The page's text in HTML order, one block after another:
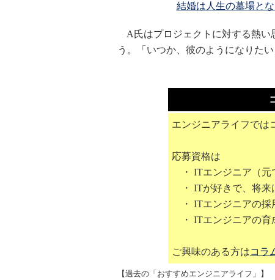
結婚は人生の墓場と
A氏はプロジェクトに対する熱い
う。「いつか、彼のようになりた
エンジニアライフでは
応募資格は
・ ITエンジニア（元
・ ITが好きで、将来
・ ITエンジニアの採
・ ITエンジニアの育
ご興味のある方はコラ
【過去の「おすすめエンジニアライフ」】